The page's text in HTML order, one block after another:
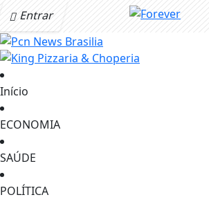
Entrar
Início
ECONOMIA
SAÚDE
POLÍTICA